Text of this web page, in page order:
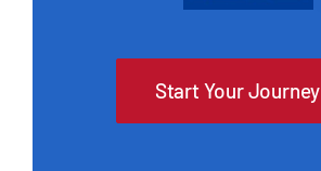
Start Your Journey